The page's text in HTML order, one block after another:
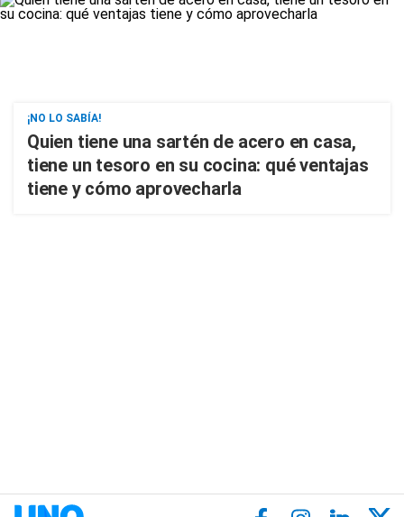
¡NO LO SABÍA!
Quien tiene una sartén de acero en casa,
tiene un tesoro en su cocina: qué ventajas
tiene y cómo aprovecharla